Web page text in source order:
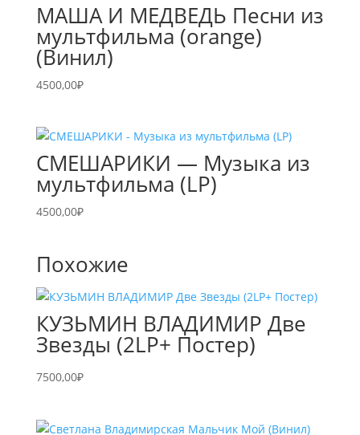
МАША И МЕДВЕДЬ Песни из
мультфильма (orange)
(Винил)
4500,00₽
СМЕШАРИКИ — Музыка из
мультфильма (LP)
4500,00₽
Похожие
КУЗЬМИН ВЛАДИМИР Две
Звезды (2LP+ Постер)
7500,00₽